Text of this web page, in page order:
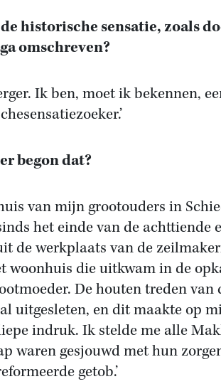
historische sensatie, zoals
omschreven?
Ik ben, moet ik bekennen,
begon dat?
van mijn grootouders in
het einde van de achttiende
de werkplaats van de
woonhuis die uitkwam in de
De houten treden van
uitgesleten, en dit maakte op
indruk. Ik stelde me alle
waren gesjouwd met hun
getob.’